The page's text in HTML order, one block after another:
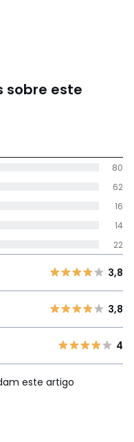
sobre este
preço
3,8
3,8
4
73% dos clientes
este artigo
22
14
16
62
80
3,8
3,8
4
este artigo